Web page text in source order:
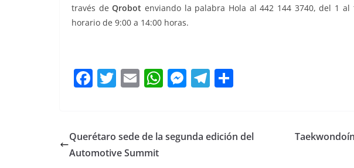
través deQrobot enviando la palabra Hola al 442 144 3740, del 1
horario de 9:00 a 14:00 horas.
F
e
b
T
er
E
l
W
s
M
e
T
gr p
Querétaro sede de la segunda edición del
Automotive Summit